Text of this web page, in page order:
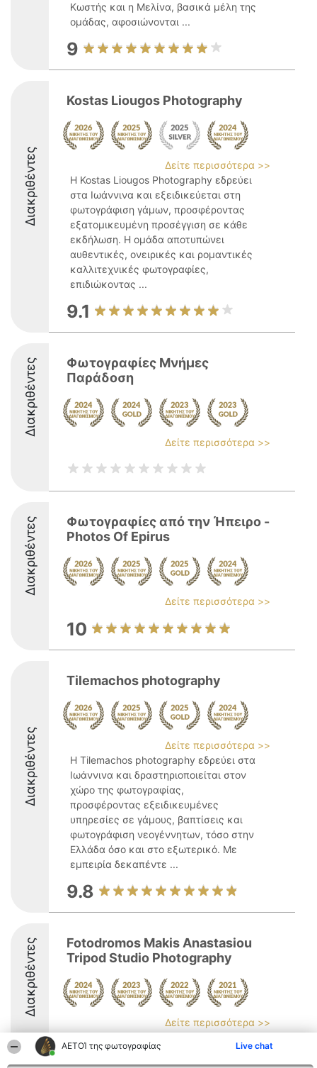
ΑΕΤΟΊ της φωτογραφίας Live chat
Κωστής και η Μελίνα, βασικά μέλη της
ομάδας, αφοσιώνονται ...
9
Διακριθέντες
Kostas Liougos Photography
Δείτε περισσότερα >>
Η Kostas Liougos Photography εδρεύει
στα Ιωάννινα και εξειδικεύεται στη
φωτογράφιση γάμων, προσφέροντας
εξατομικευμένη προσέγγιση σε κάθε
εκδήλωση. Η ομάδα αποτυπώνει
αυθεντικές, ονειρικές και ρομαντικές
καλλιτεχνικές φωτογραφίες,
επιδιώκοντας ...
9.1
Διακριθέντες
Φωτογραφίες Μνήμες
Παράδοση
Δείτε περισσότερα >>
Διακριθέντες
Φωτογραφίες από την Ήπειρο -
Photos Of Epirus
Δείτε περισσότερα >>
10
Διακριθέντες
Tilemachos photography
Δείτε περισσότερα >>
Η Tilemachos photography εδρεύει στα
Ιωάννινα και δραστηριοποιείται στον
χώρο της φωτογραφίας,
προσφέροντας εξειδικευμένες
υπηρεσίες σε γάμους, βαπτίσεις και
φωτογράφιση νεογέννητων, τόσο στην
Ελλάδα όσο και στο εξωτερικό. Με
εμπειρία δεκαπέντε ...
9.8
Διακριθέντες
Fotodromos Makis Anastasiou
Tripod Studio Photography
Δείτε περισσότερα >>